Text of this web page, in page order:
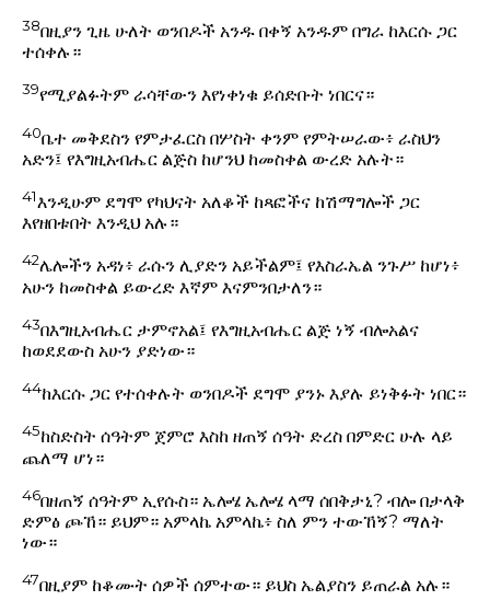
38በዚያን ጊዜ ሁለት ወንበዶች አንዱ በቀኝ አንዱም በግራ ከእርሱ ጋር
ተሰቀሉ።
39የሚያልፉትም ራሳቸውን እየነቀነቁ ይሰድቡት ነበርና።
40ቤተ መቅደስን የምታፈርስ በሦስት ቀንም የምትሠራው፥ ራስህን
አድን፤ የእግዚአብሔር ልጅስ ከሆንህ ከመስቀል ውረድ አሉት።
41እንዲሁም ደግሞ የካህናት አለቆች ከጻፎችና ከሽማግሎች ጋር
እየዘበቱበት እንዲህ አሉ።
42ሌሎችን አዳነ፥ ራሱን ሊያድን አይችልም፤ የእስራኤል ንጉሥ ከሆነ፥
አሁን ከመስቀል ይውረድ እኛም እናምንበታለን።
43በእግዚአብሔር ታምኖአል፤ የእግዚአብሔር ልጅ ነኝ ብሎአልና
ከወደደውስ አሁን ያድነው።
44ከእርሱ ጋር የተሰቀሉት ወንበዶች ደግሞ ያንኑ እያሉ ይነቅፉት ነበር።
45ከስድስት ሰዓትም ጀምሮ እስከ ዘጠኝ ሰዓት ድረስ በምድር ሁሉ ላይ
ጨለማ ሆነ።
46በዘጠኝ ሰዓትም ኢየሱስ። ኤሎሄ ኤሎሄ ላማ ሰበቅታኒ? ብሎ በታላቅ
ድምፅ ጮኸ። ይህም። አምላኬ አምላኬ፥ ስለ ምን ተውኸኝ? ማለት
ነው።
47በዚያም ከቆሙት ሰዎች ሰምተው። ይህስ ኤልያስን ይጠራል አሉ።